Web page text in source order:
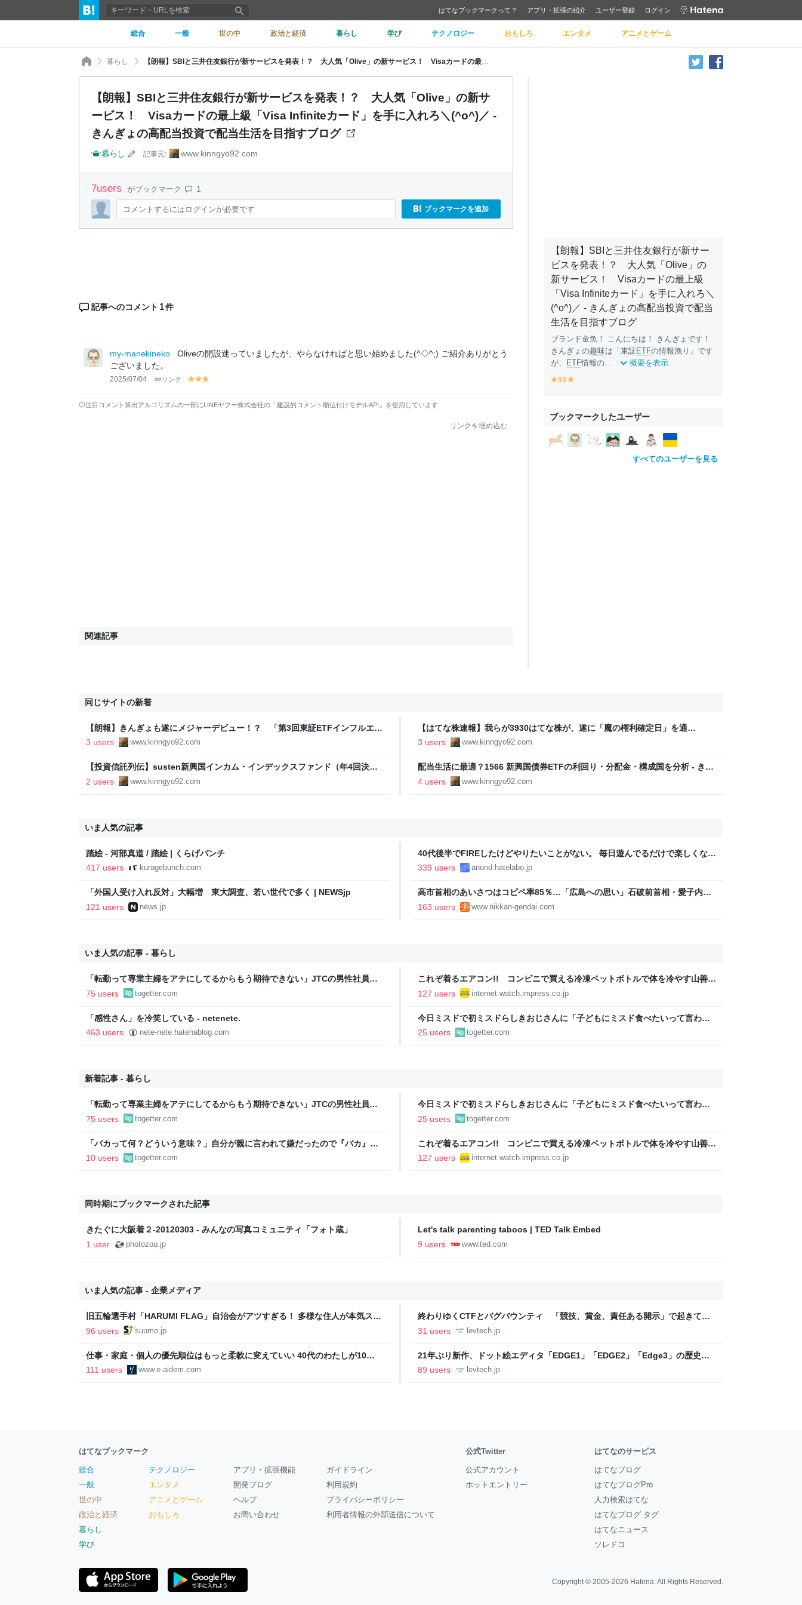
はてなブックマークって？ アプリ・拡張の紹介 ユーザー登録 ログイン
総合 一般 世の中 政治と経済 暮らし 学び テクノロジー おもしろ エンタメ アニメとゲーム
暮らし
【朗報】SBIと三井住友銀行が新サービスを発表！？ 大人気「Olive」の新サ
ービス！ Visaカードの最上級「Visa Infiniteカード」を手に入れろ＼(^o^)／ -
きんぎょの高配当投資で配当生活を目指すブログ
暮らし 記事元: www.kinngyo92.com
7users がブックマーク 1
コメントするにはログインが必要です ブックマークを追加
記事へのコメント 1件
my-manekineko
Oliveの開設迷っていましたが、やらなければと思い始めました(^◇^;) ご紹介ありがとう
ございました。
2025/07/04 リンク
y
lo
y
lolo
注目コメント算出アルゴリズムの一部にLINEヤフー株式会社の「建設的コメント順位付けモデルAPI」を使用しています
リンクを埋め込む
関連記事
【朗報】SBIと三井住友銀行が新サー
ビスを発表！？ 大人気「Olive」の
新サービス！ Visaカードの最上級
「Visa Infiniteカード」を手に入れろ＼
(^o^)／ - きんぎょの高配当投資で配当
生活を目指すブログ
ブランド金魚！ こんにちは！ きんぎょです！
きんぎょの趣味は「東証ETFの情報漁り」です
が、
ETF情報の... 概要を表示
y
o
w
93
o
w
ブックマークしたユーザー
すべてのユーザーを見る
同じサイトの新着
【朗報】きんぎょも遂にメジャーデビュー！？ 「第3回東証ETFインフルエン
サーミーティング」に参加しました(^^♪ - きんぎょの高配当投資で配当生活を
目指すブログ
3 users www.kinngyo92.com
【はてな株速報】我らが3930はてな株が、遂に「魔の権利確定日」を通
過！？ 注目の権利落ち後の株価の動向は如何に＼(^o^)／ - きんぎょの高配当
投資で配当生活を目指すブログ
3 users www.kinngyo92.com
【投資信託列伝】susten新興国インカム・インデックスファンド（年4回決算
型） の評価とまとめ - きんぎょの高配当投資で配当生活を目指すブログ
2 users www.kinngyo92.com
配当生活に最適？1566 新興国債券ETFの利回り・分配金・構成国を分析 - きん
ぎょの高配当投資で配当生活を目指すブログ
4 users www.kinngyo92.com
いま人気の記事
踏絵 - 河部真道 / 踏絵 | くらげバンチ
417 users
kuragebunch.com
40代後半でFIREしたけどやりたいことがない。 毎日遊んでるだけで楽しくな
い..
339 users anond.hatelabo.jp
「外国人受け入れ反対」大幅増 東大調査、若い世代で多く | NEWSjp
121 users
news.jp
高市首相のあいさつはコピペ率85％…「広島への思い」石破前首相・愛子内親
王とは絶望的格差｜日刊ゲンダイDIGITAL
163 users www.nikkan-gendai.com
いま人気の記事 - 暮らし
「転勤って専業主婦をアテにしてるからもう期待できない」JTCの男性社員が
転勤を命じられるも「妻は3倍稼いでるので、それなら辞める」と言ったら、
75 users togetter.com
これぞ着るエアコン!! コンビニで買える冷凍ペットボトルで体を冷やす山善の
水冷ベストがロードバイクにちょうどいい【ぼっち・ざ・ろーど！その14】
127 users internet.watch.impress.co.jp
「感性さん」を冷笑している - netenete.
463 users
nete-nete.hatenablog.com
今日ミスドで初ミスドらしきおじさんに「子どもにミスド食べたいって言われ
たんですけど…これは買っとけみたいなのありますか…？」と尋ねられるイベ
ントが発生して、興奮した
25 users togetter.com
新着記事 - 暮らし
「転勤って専業主婦をアテにしてるからもう期待できない」JTCの男性社員が
転勤を命じられるも「妻は3倍稼いでるので、それなら辞める」と言ったら、
75 users togetter.com
今日ミスドで初ミスドらしきおじさんに「子どもにミスド食べたいって言われ
たんですけど…これは買っとけみたいなのありますか…？」と尋ねられるイベ
25 users togetter.com
「バカって何？どういう意味？」自分が親に言われて嫌だったので『バカ』
『駄目な子』という言葉を封印して子育てしてきたら思わぬ事態に←この育児
10 users togetter.com
これぞ着るエアコン!! コンビニで買える冷凍ペットボトルで体を冷やす山善の
水冷ベストがロードバイクにちょうどいい【ぼっち・ざ・ろーど！その14】
127 users internet.watch.impress.co.jp
同時期にブックマークされた記事
きたぐに大阪着２-20120303 - みんなの写真コミュニティ「フォト蔵」
1 user
photozou.jp
Let's talk parenting taboos | TED Talk Embed
9 users
www.ted.com
いま人気の記事 - 企業メディア
旧五輪選手村「HARUMI FLAG」自治会がアツすぎる！ 多様な住人が本気スキ
ルで挑む、盆踊り2万人集客や交通改善など“街の価値向上”戦略 東京・中央
96 users suumo.jp
終わりゆくCTFとバグバウンティ 「競技、賞金、責任ある開示」で起きてい
ること【フォーカス】 - レバテックLAB
31 users levtech.jp
仕事・家庭・個人の優先順位はもっと柔軟に変えていい 40代のわたしが10年
後の自分に伝えたいこと - りっすん by イーアイデム
111 users www.e-aidem.com
21年ぶり新作、ドット絵エディタ「EDGE1」「EDGE2」「Edge3」の歴史に
ついて作者に聞く【フォーカス】 - レバテックLAB
89 users levtech.jp
はてなブックマーク
総合
一般
世の中
政治と経済
暮らし
学び
テクノロジー
エンタメ
アニメとゲーム
おもしろ
アプリ・拡張機能
開発ブログ
ヘルプ
お問い合わせ
ガイドライン
利用規約
プライバシーポリシー
利用者情報の外部送信について
公式Twitter
公式アカウント
ホットエントリー
はてなのサービス
はてなブログ
はてなブログPro
人力検索はてな
はてなブログ タグ
はてなニュース
ソレドコ
Copyright © 2005-2026 Hatena. All Rights Reserved.